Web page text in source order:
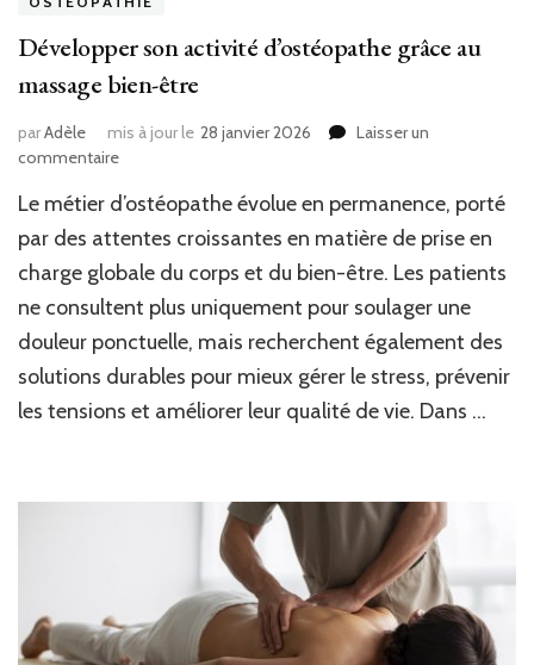
Développer son activité d’ostéopathe grâce au
massage bien-être
parAdèle mis à jour le 28 janvier 2026
Laisser un
commentairesur
son
activité
grâce
au
massage
bien-
être
Le métier d’ostéopathe évolue en permanence, porté
par des attentes croissantes en matière de prise en
charge globale du corps et du bien-être. Les patients
ne consultent plus uniquement pour soulager une
douleur ponctuelle, mais recherchent également des
solutions durables pour mieux gérer le stress, prévenir
les tensions et améliorer leur qualité de vie. Dans …